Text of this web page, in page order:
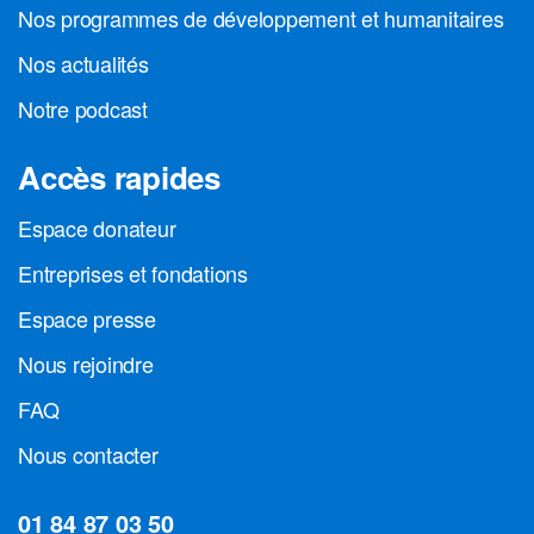
Nos programmes de développement et humanitaires
Nos actualités
Notre podcast
Accès rapides
Espace donateur
Entreprises et fondations
Espace presse
Nous rejoindre
FAQ
Nous contacter
01 84 87 03 50